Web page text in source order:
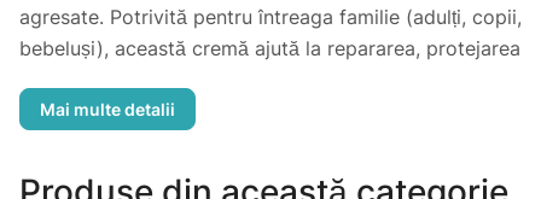
agresate. Potrivită pentru întreaga familie (adulți, copii,
bebeluși), această cremă ajută la repararea, protejarea
uscate.
Tip de piele: Piele sensibilă sau iritată.